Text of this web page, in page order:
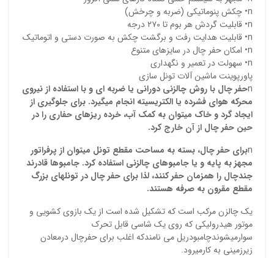
n• چکش پنوماتيکي (ضربه و چرخش)
n• قابليت گردش هر بوم تا ٢٧٠ درجه
n• قابليت هدايت رفت و برگشت چکش به صورت دستي و اتوماتيک
n• امکان حفر چال در سايزهاي متنوع
n• سهولت در تعمير و نگهداري
پاورپوینت ماشين آلات تونل سازي
nحفر چال با روش چالزني دوراني يا ضربه اي و با استفاده از نيروي
محركه هواي فشرده يا الكتريسيته انجام مي‏گيرد. براي جلوگيري از
ايجاد گرد و خاك مي‏توان به كمك آب، خرده ريزهاي حفاري را در
حين حفر چال از آن خارج كرد.
nبراي حفر چال، بسته به مساحت مقطع تونل مي‏توان از پرفراتور
مجهز به پايه و يا جامبوهاي چالزني استفاده كرد. جامبوها قادرند
جندچال را همزمان حفر كنند، لذا براي حفر چال در تونلهاي بزرگ
مقطع مقرون به صرفه هستند.
يك چالزن مركب است كه تشكيل شده است از يك بازوي كشويي و
موتور هيدروليكي كه روي يك شاسي قابل تحرك
سوارميشوندچامبودريل مي نامندكه اغلب براي حفرچال درمعادن
زيرزميني به كارميرود.